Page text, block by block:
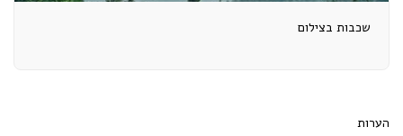
שכבות בצילום
הערות